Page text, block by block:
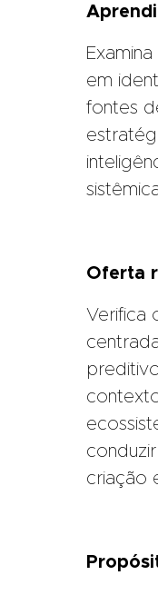
em
fontes
Oferta
Verifica
criação